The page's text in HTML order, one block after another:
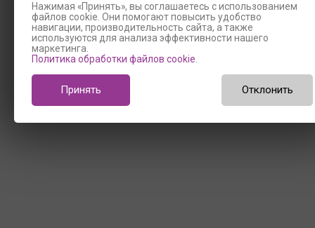
Нажимая «Принять», вы соглашаетесь с использованием
файлов cookie. Они помогают повысить удобство
навигации, производительность сайта, а также
используются для анализа эффективности нашего
маркетинга.
Политика обработки файлов cookie
Принять Отклонить